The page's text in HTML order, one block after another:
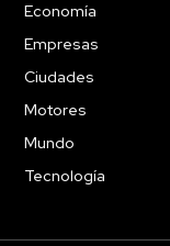
Economía
Empresas
Ciudades
Motores
Mundo
Tecnología